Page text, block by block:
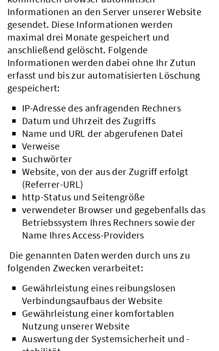
Informationen an den Server unserer Website
gesendet. Diese Informationen werden
maximal drei Monate gespeichert und
anschließend gelöscht. Folgende
Informationen werden dabei ohne Ihr Zutun
erfasst und bis zur automatisierten Löschung
gespeichert:
IP-Adresse des anfragenden Rechners
Datum und Uhrzeit des Zugriffs
Name und URL der abgerufenen Datei
Verweise
Suchwörter
Website, von der aus der Zugriff erfolgt
(Referrer-URL)
http-Status und Seitengröße
verwendeter Browser und gegebenfalls das
Betriebssystem Ihres Rechners sowie der
Name Ihres Access-Providers
Die genannten Daten werden durch uns zu
folgenden Zwecken verarbeitet:
Gewährleistung eines reibungslosen
Verbindungsaufbaus der Website
Gewährleistung einer komfortablen
Nutzung unserer Website
Auswertung der Systemsicherheit und -